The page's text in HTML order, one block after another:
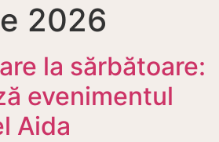
2026
la sărbătoare:
evenimentul
Aida